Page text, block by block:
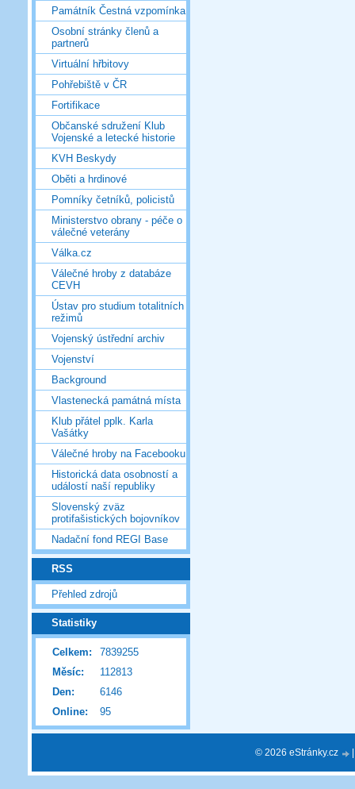
Památník Čestná vzpomínka
Osobní stránky členů a
partnerů
Virtuální hřbitovy
Pohřebiště v ČR
Fortifikace
Občanské sdružení Klub
Vojenské a letecké historie
KVH Beskydy
Oběti a hrdinové
Pomníky četníků, policistů
Ministerstvo obrany - péče o
válečné veterány
Válka.cz
Válečné hroby z databáze
CEVH
Ústav pro studium totalitních
režimů
Vojenský ústřední archiv
Vojenství
Background
Vlastenecká památná místa
Klub přátel pplk. Karla
Vašátky
Válečné hroby na Facebooku
Historická data osobností a
událostí naší republiky
Slovenský zväz
protifašistických bojovníkov
Nadační fond REGI Base
RSS
Přehled zdrojů
Statistiky
Online: 95
Celkem:
7839255
Měsíc:
112813
Den:
6146
© 2026 eStránky.cz